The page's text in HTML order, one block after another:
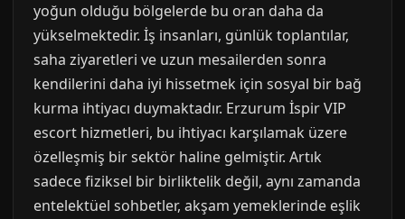
yoğun olduğu bölgelerde bu oran daha da
yükselmektedir. İş insanları, günlük toplantılar,
saha ziyaretleri ve uzun mesailerden sonra
kendilerini daha iyi hissetmek için sosyal bir bağ
kurma ihtiyacı duymaktadır. Erzurum İspir VIP
escort hizmetleri, bu ihtiyacı karşılamak üzere
özelleşmiş bir sektör haline gelmiştir. Artık
sadece fiziksel bir birliktelik değil, aynı zamanda
entelektüel sohbetler, akşam yemeklerinde eşlik